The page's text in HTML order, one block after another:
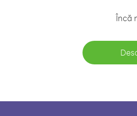
Încă